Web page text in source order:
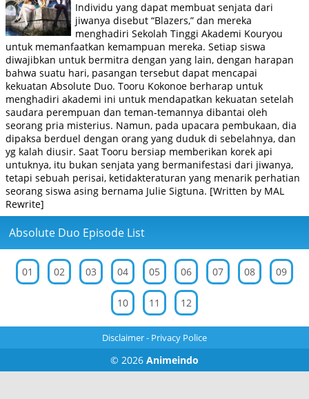
Individu yang dapat membuat senjata dari
jiwanya disebut “Blazers,” dan mereka
menghadiri Sekolah Tinggi Akademi Kouryou
untuk memanfaatkan kemampuan mereka. Setiap siswa
diwajibkan untuk bermitra dengan yang lain, dengan harapan
bahwa suatu hari, pasangan tersebut dapat mencapai
kekuatan Absolute Duo. Tooru Kokonoe berharap untuk
menghadiri akademi ini untuk mendapatkan kekuatan setelah
saudara perempuan dan teman-temannya dibantai oleh
seorang pria misterius. Namun, pada upacara pembukaan, dia
dipaksa berduel dengan orang yang duduk di sebelahnya, dan
yg kalah diusir. Saat Tooru bersiap memberikan korek api
untuknya, itu bukan senjata yang bermanifestasi dari jiwanya,
tetapi sebuah perisai, ketidakteraturan yang menarik perhatian
seorang siswa asing bernama Julie Sigtuna. [Written by MAL
Rewrite]
Absolute Duo Episode List
01 02 03 04 05 06 07 08 09
10 11 12
Disclaimer- Privacy Police
© 2026 Animeindo